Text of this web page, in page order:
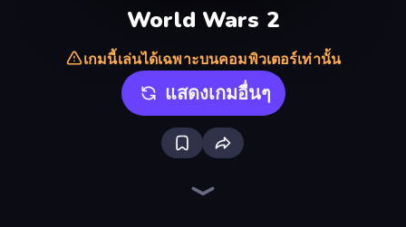
World Wars 2
เกมนี้เล่นได้เฉพาะบนคอมพิวเตอร์เท่านั้น
แสดงเกมอื่นๆ